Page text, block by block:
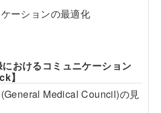
ーションの最適化
おけるコミュニケーション
】
Medical Council)の見